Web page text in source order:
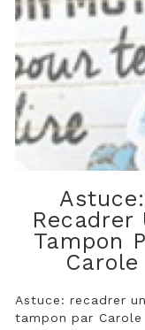
Astuce:
Recadrer
Tampon
Carole
Astuce: recadrer un
tampon par Carole